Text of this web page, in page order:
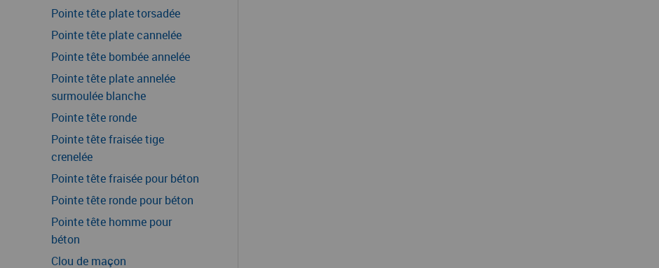
Pointe tête plate torsadée
Pointe tête plate cannelée
Pointe tête bombée annelée
Pointe tête plate annelée
surmoulée blanche
Pointe tête ronde
Pointe tête fraisée tige
crenelée
Pointe tête fraisée pour béton
Pointe tête ronde pour béton
Pointe tête homme pour
béton
Clou de maçon